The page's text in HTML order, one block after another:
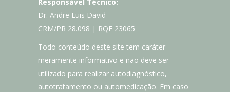
Dr. Andre Luis David
CRM/PR 28.098 | RQE 23065
Todo conteúdo deste site tem caráter
meramente informativo e não deve ser
utilizado para realizar autodiagnóstico,
autotratamento ou automedicação. Em caso